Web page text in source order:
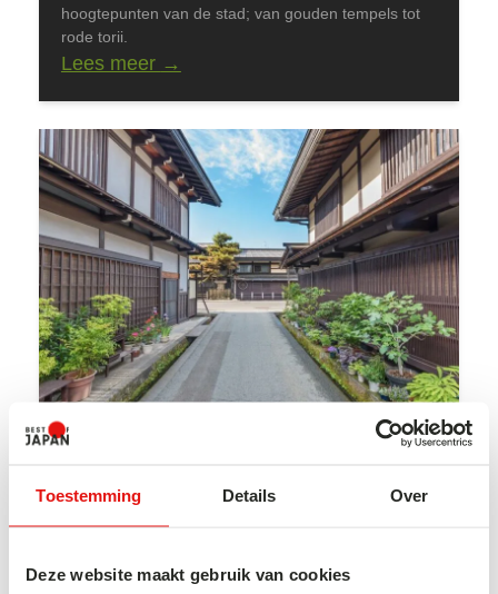
Toestemming Details Over
Deze website maakt gebruik van cookies
hoogtepunten van de stad; van gouden tempels tot
rode torii.
Lees meer →
Takayama Tour
Dagexcursie in Takayama met gids
stilgestaan en kun je je zomaar voorstellen dat er elk